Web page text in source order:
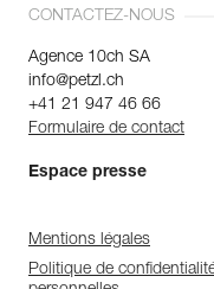
CONTACTEZ-NOUS
Agence 10ch SA
info@petzl.ch
+41 21 947 46 66
Formulaire de contact
Espace presse
Mentions légales
Politique de